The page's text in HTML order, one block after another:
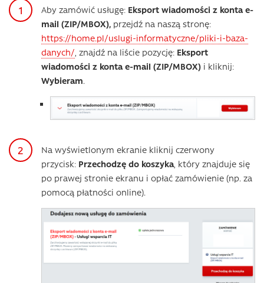
Aby zamówić usługę: Eksport wiadomości z konta e-
mail (ZIP/MBOX), przejdź na naszą stronę:
https://home.pl/uslugi-informatyczne/pliki-i-baza-
danych/, znajdź na liście pozycję: Eksport
wiadomości z konta e-mail (ZIP/MBOX) i kliknij:
Wybieram.
Na wyświetlonym ekranie kliknij czerwony
przycisk: Przechodzę do koszyka, który znajduje się
po prawej stronie ekranu i opłać zamówienie (np. za
pomocą płatności online).